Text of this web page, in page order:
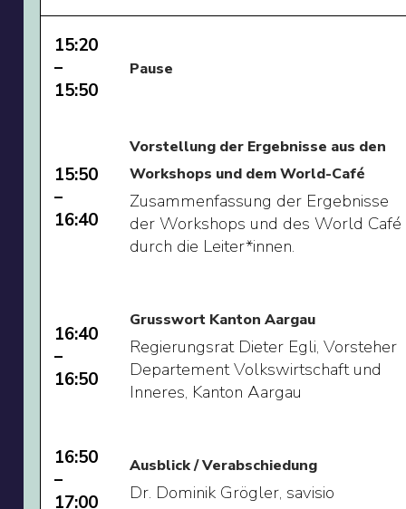
15:20
–
15:50
Pause
15:50
–
16:40
Vorstellung der Ergebnisse aus den
Workshops und dem World-Café
Zusammenfassung der Ergebnisse
der Workshops und des World Café
durch die Leiter*innen.
16:40
–
16:50
Grusswort Kanton Aargau
Regierungsrat Dieter Egli, Vorsteher
Departement Volkswirtschaft und
Inneres, Kanton Aargau
16:50
–
17:00
Ausblick / Verabschiedung
Dr. Dominik Grögler, savisio